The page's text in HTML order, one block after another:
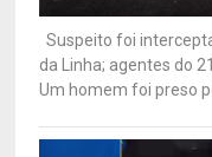
Suspeito foi
da Linha; agentes do
Um homem foi preso